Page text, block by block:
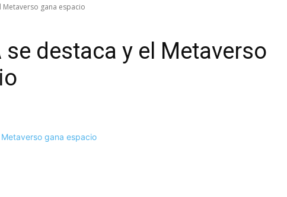
Metaverso gana espacio
se destaca y el Metaverso